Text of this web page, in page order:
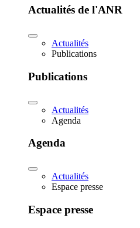
Actualités de l'ANR
Actualités
Publications
Publications
Actualités
Agenda
Agenda
Actualités
Espace presse
Espace presse